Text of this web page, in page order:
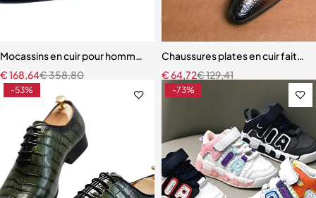
Mocassins en cuir pour hommes, chaussures provoqué
€358,80
€168,64
Chaussures plates en cuir faites
€129,41
€64,72
-53% -73%